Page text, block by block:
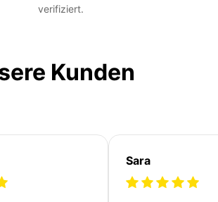
verifiziert.
Kunden
Sara